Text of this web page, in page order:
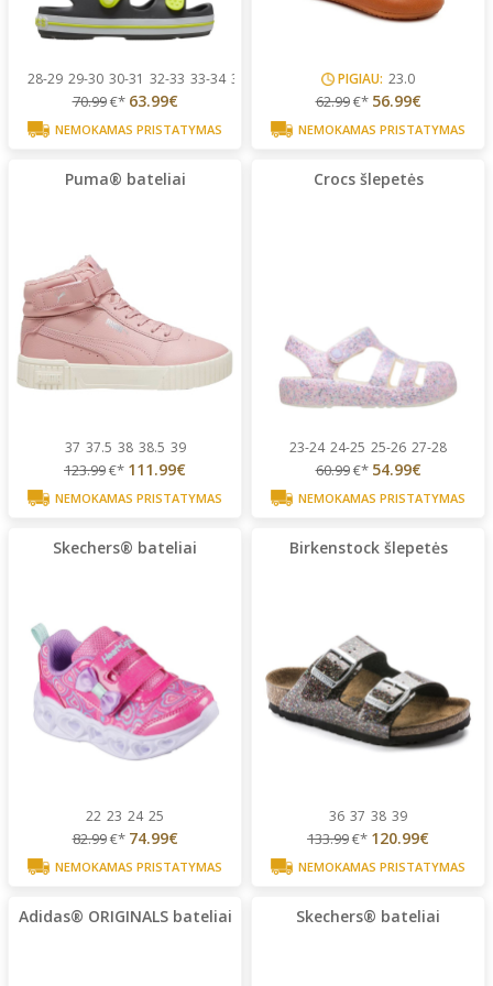
28-29 29-30 30-31 32-33 33-34 34-35
70.99€* 63.99€
NEMOKAMAS PRISTATYMAS
PIGIAU: 23.0
62.99€* 56.99€
NEMOKAMAS PRISTATYMAS
Puma® bateliai
37 37.5 38 38.5 39
123.99€* 111.99€
NEMOKAMAS PRISTATYMAS
Crocs šlepetės
23-24 24-25 25-26 27-28
60.99€* 54.99€
NEMOKAMAS PRISTATYMAS
Skechers® bateliai
22 23 24 25
82.99€* 74.99€
NEMOKAMAS PRISTATYMAS
Birkenstock šlepetės
36 37 38 39
133.99€* 120.99€
NEMOKAMAS PRISTATYMAS
Adidas® ORIGINALS bateliai Skechers® bateliai